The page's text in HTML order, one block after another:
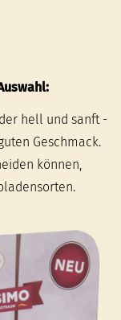
hell und sanft -
Geschmack.
können,